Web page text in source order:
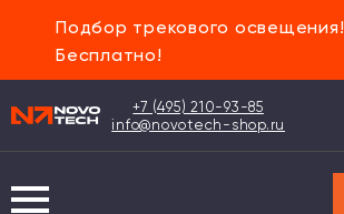
Подбор трекового освещения!
Бесплатно!
+7 (495) 210-93-85
info@novotech-shop.ru